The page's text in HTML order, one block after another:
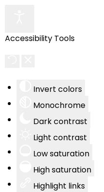
Accessibility Tools
Invert colors
Monochrome
Dark contrast
Light contrast
Low saturation
High saturation
Highlight links